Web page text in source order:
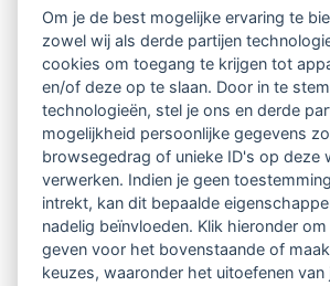
Ontvang 10 x per jaar de LVSC-
relatienieuwsbrief met o.a.:
vrij toegankelijke TsvB-
nieuws op het vlak van
begeleiden
informatie over LVSC-
Om je de best mogelijke ervaring te
zowel wij als derde partijen
cookies om toegang te krijgen tot
en/of deze op te slaan. Door in te
technologieën, stel je ons en derde
mogelijkheid persoonlijke gegevens
browsegedrag of unieke ID's op deze
verwerken. Indien je geen
intrekt, kan dit bepaalde
nadelig beïnvloeden. Klik hieronder
geven voor het bovenstaande of
keuzes, waaronder het uitoefenen